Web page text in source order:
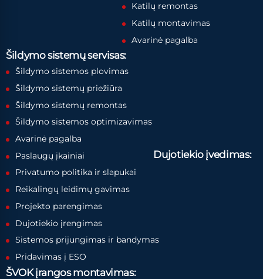
Katilų remontas
Katilų montavimas
Avarinė pagalba
Šildymo sistemų servisas:
Šildymo sistemos plovimas
Šildymo sistemų priežiūra
Šildymo sistemų remontas
Šildymo sistemos optimizavimas
Avarinė pagalba
Paslaugų įkainiai
Privatumo politika ir slapukai
Dujotiekio įvedimas:
Reikalingų leidimų gavimas
Projekto parengimas
Dujotiekio įrengimas
Sistemos prijungimas ir bandymas
Pridavimas į ESO
ŠVOK įrangos montavimas: